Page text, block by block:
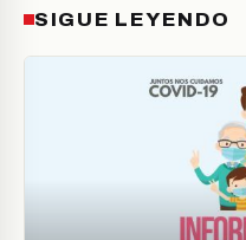
SIGUE LEYENDO